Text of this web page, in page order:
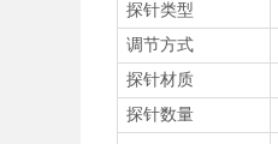
探针类型
调节方式
探针材质
探针数量